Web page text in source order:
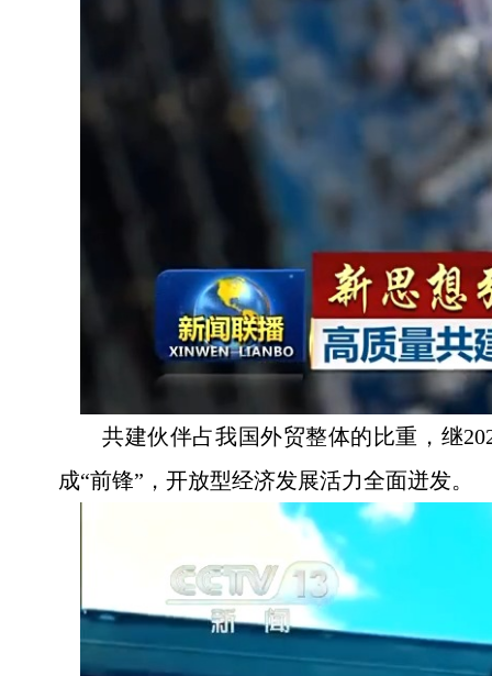
共建伙伴占我国外贸整体的比重，继
成“前锋”，开放型经济发展活力全面迸发。